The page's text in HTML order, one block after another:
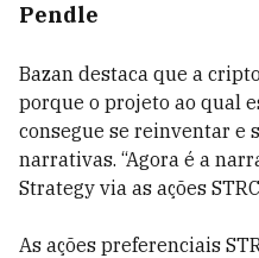
Pendle
Bazan destaca que a
porque o projeto ao qual
consegue se reinventar e
narrativas. “Agora é a
Strategy via as ações
As ações preferenciais